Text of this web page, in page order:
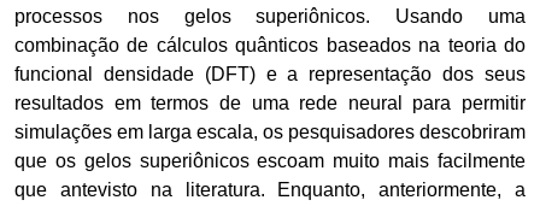
processos nos gelos superiônicos. Usando uma
combinação de cálculos quânticos baseados na teoria do
funcional densidade (DFT) e a representação dos seus
resultados em termos de uma rede neural para permitir
simulações em larga escala, os pesquisadores descobriram
que os gelos superiônicos escoam muito mais facilmente
que antevisto na literatura. Enquanto, anteriormente, a